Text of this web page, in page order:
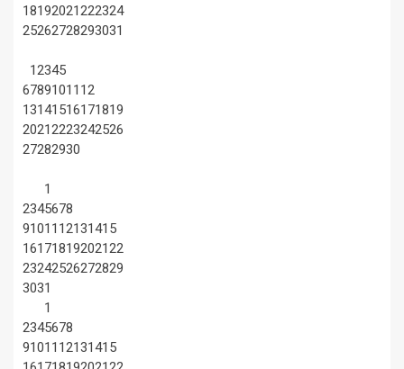
18192021222324
25262728293031
12345
67891011 12
13141516171819
20212223242526
27282930
1
2345678
91011 12131415
16171819202122
23242526272829
3031
1
2345678
91011 12131415